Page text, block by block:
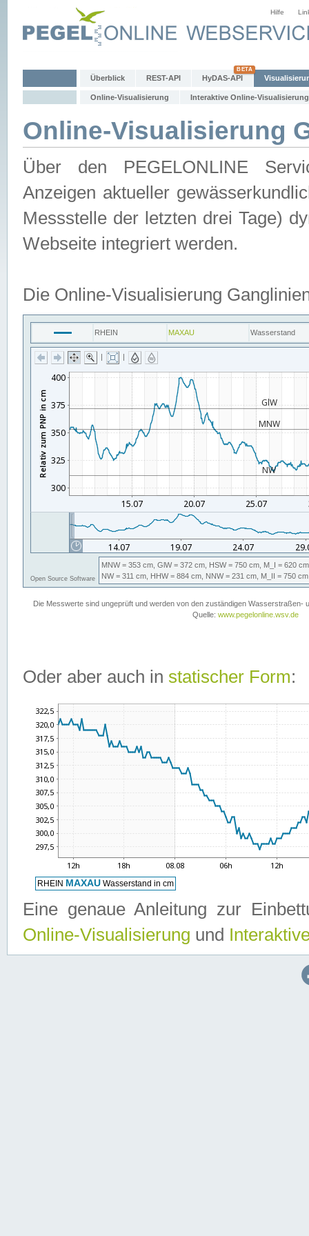
Hilfe
Überblick REST-API HyDAS-API
Online-Visualisierung Interaktive Online-Visualisierung
Online-Visualisierung
Über den PEGELONLINE
Anzeigen aktueller
Messstelle der letzten drei Tage)
Webseite integriert werden.
Die Online-Visualisierung
Oder aber auch in statischer Form:
Eine genaue Anleitung zur
Online-Visualisierung und